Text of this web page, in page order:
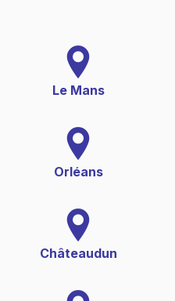
Le Mans
Orléans
Châteaudun